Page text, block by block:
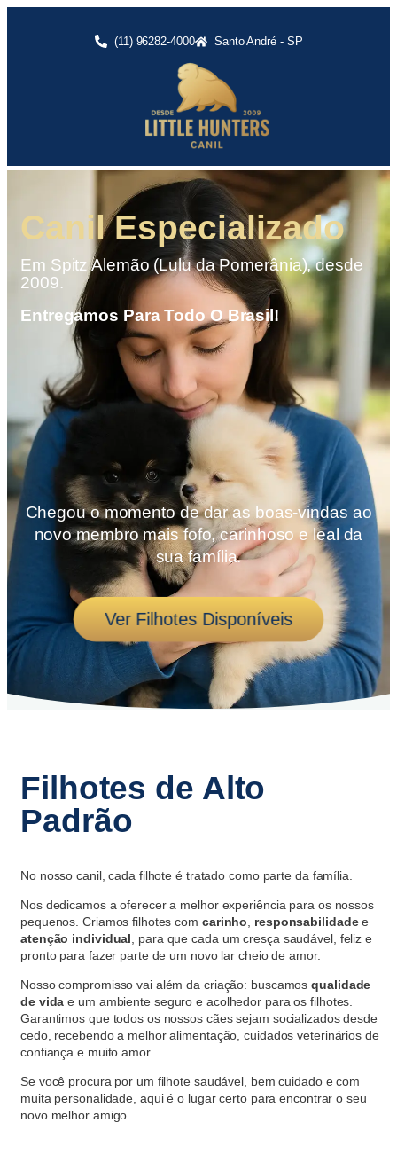
(11) 96282-4000 Santo André - SP
Canil Especializado
Em Spitz Alemão (Lulu da Pomerânia), desde
2009.
Entregamos Para Todo O Brasil!
Chegou o momento de dar as boas-vindas ao
novo membro mais fofo, carinhoso e leal da
sua família.
Ver Filhotes Disponíveis
Filhotes de Alto
Padrão
No nosso canil, cada filhote é tratado como parte da família.
Nos dedicamos a oferecer a melhor experiência para os nossos
pequenos. Criamos filhotes com carinho, responsabilidadee
atenção individual, para que cada um cresça saudável, feliz e
pronto para fazer parte de um novo lar cheio de amor.
Nosso compromisso vai além da criação: buscamosqualidade
de vida e um ambiente seguro e acolhedor para os filhotes.
Garantimos que todos os nossos cães sejam socializados desde
cedo, recebendo a melhor alimentação, cuidados veterinários de
confiança e muito amor.
Se você procura por um filhote saudável, bem cuidado e com
muita personalidade, aqui é o lugar certo para encontrar o seu
novo melhor amigo.